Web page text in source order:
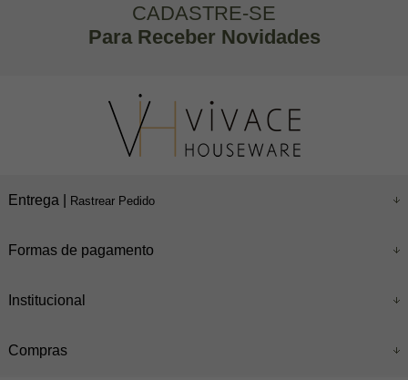
CADASTRE-SE
Para Receber Novidades
Entrega | Rastrear Pedido
Formas de pagamento
Institucional
Compras